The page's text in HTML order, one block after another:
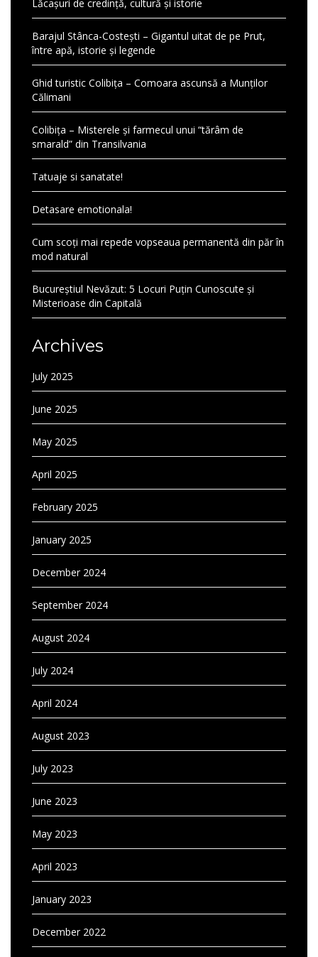
Lăcașuri de credință, cultură și istorie
Barajul Stânca-Costești – Gigantul uitat de pe Prut,
între apă, istorie și legende
Ghid turistic Colibița – Comoara ascunsă a Munților
Călimani
Colibița – Misterele și farmecul unui “tărâm de
smarald” din Transilvania
Tatuaje si sanatate!
Detasare emotionala!
Cum scoți mai repede vopseaua permanentă din păr în
mod natural
Bucureștiul Nevăzut: 5 Locuri Puțin Cunoscute și
Misterioase din Capitală
Archives
July 2025
June 2025
May 2025
April 2025
February 2025
January 2025
December 2024
September 2024
August 2024
July 2024
April 2024
August 2023
July 2023
June 2023
May 2023
April 2023
January 2023
December 2022